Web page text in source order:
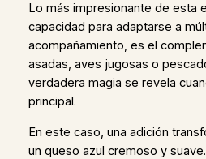
Lo más impresionante de esta
capacidad para adaptarse a
acompañamiento, es el
asadas, aves jugosas o
verdadera magia se revela
principal.
En este caso, una adición
un queso azul cremoso y